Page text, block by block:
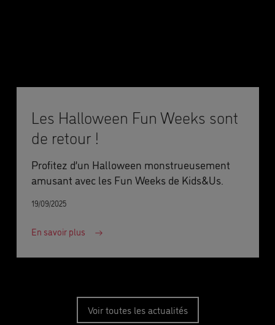
Les Halloween Fun Weeks sont
de retour !
Profitez d’un Halloween monstrueusement
amusant avec les Fun Weeks de Kids&Us.
19/09/2025
En savoir plus
Voir toutes les actualités